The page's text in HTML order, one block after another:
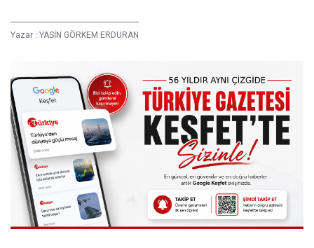
Yazar : YASİN GÖRKEM ERDURAN